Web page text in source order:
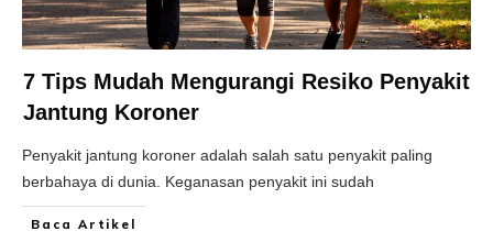
7 Tips Mudah Mengurangi Resiko Penyakit
Jantung Koroner
Penyakit jantung koroner adalah salah satu penyakit paling
berbahaya di dunia. Keganasan penyakit ini sudah
Baca Artikel